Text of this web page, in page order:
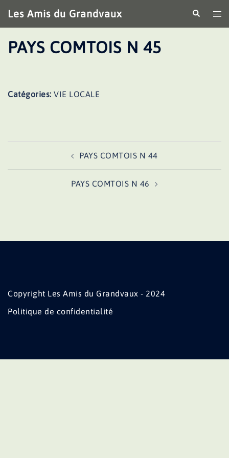
au
contenu
Les Amis du Grandvaux
le
PAYS COMTOIS N 45
Catégories: VIE LOCALE
PAYS COMTOIS N 44
PAYS COMTOIS N 46
Copyright Les Amis du Grandvaux - 2024
Politique de confidentialité